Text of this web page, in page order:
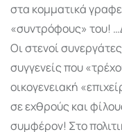
στα κομματικά
«συντρόφους» του!
Οι στενοί
συγγενείς που
οικογενειακή
σε εχθρούς και
συμφέρον! Στο